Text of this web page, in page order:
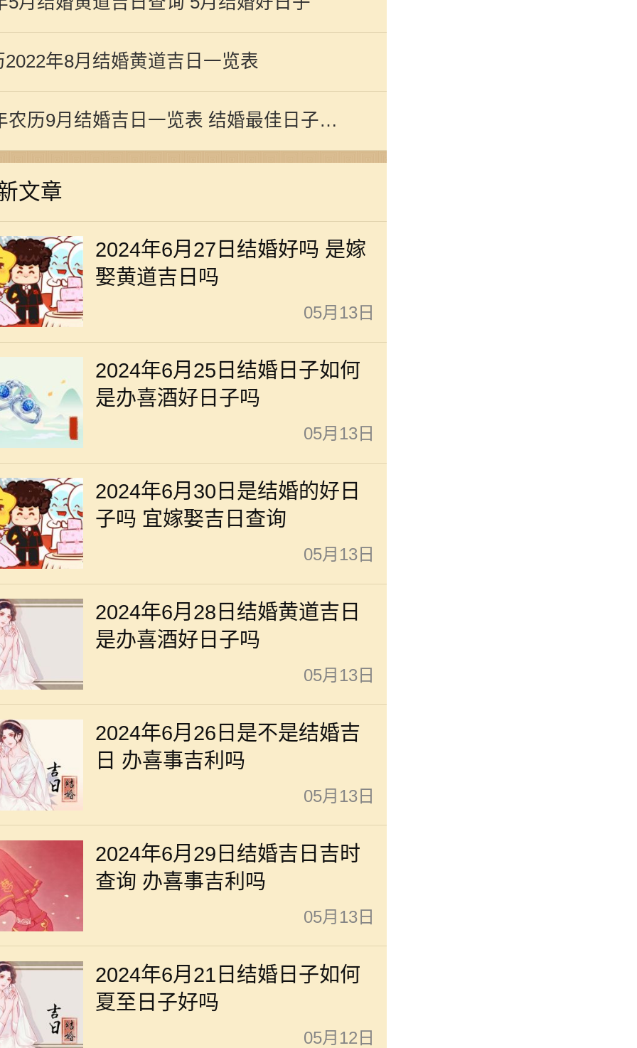
2022年8月结婚黄道吉日一览表
农历9月结婚吉日一览表 结婚最佳日子查
文章
2024年6月27日结婚好吗 是嫁
娶黄道吉日吗
05月13日
2024年6月25日结婚日子如何
是办喜酒好日子吗
05月13日
2024年6月30日是结婚的好日
子吗 宜嫁娶吉日查询
05月13日
2024年6月28日结婚黄道吉日
是办喜酒好日子吗
05月13日
2024年6月26日是不是结婚吉
日 办喜事吉利吗
05月13日
2024年6月29日结婚吉日吉时
查询 办喜事吉利吗
05月13日
2024年6月21日结婚日子如何
夏至日子好吗
05月12日